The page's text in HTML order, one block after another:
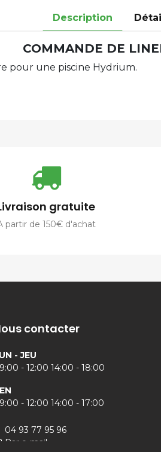
Description
COMMANDE DE
pour une piscine Hydrium.
gratuite
partir de 150€ d'achat
contacter
- JEU
- 12:00 14:00 - 18:00
- 12:00 14:00 - 17:00
04 93 77 95 96
Par e-mail